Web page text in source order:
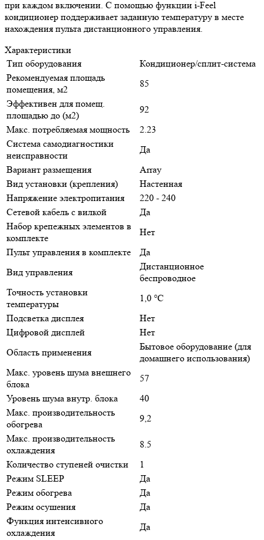
при каждом включении. С помощью функции i-Feel
кондиционер поддерживает заданную температуру в месте
нахождения пульта дистанционного управления.
Характеристики
Тип оборудования
Кондиционер/сплит-система
Рекомендуемая площадь
помещения, м2
85
Эффективен для помещ.
площадью до (м2)
92
Макс. потребляемая мощность
2.23
Система самодиагностики
неисправности
Да
Вариант размещения
Array
Вид установки (крепления)
Настенная
Напряжение электропитания
220 - 240
Сетевой кабель с вилкой
Да
Набор крепежных элементов в
комплекте
Нет
Пульт управления в комплекте
Да
Вид управления
Дистанционное
беспроводное
Точность установки
температуры
1,0 °С
Подсветка дисплея
Нет
Цифровой дисплей
Нет
Область применения
Бытовое оборудование (для
домашнего использования)
Макс. уровень шума внешнего
блока
57
Уровень шума внутр. блока
40
Макс. производительность
обогрева
9,2
Макс. производительность
охлаждения
8.5
Количество ступеней очистки
1
Режим SLEEP
Да
Режим обогрева
Да
Режим осушения
Да
Функция интенсивного
охлаждения
Да